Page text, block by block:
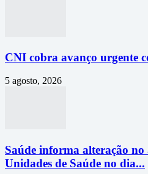
CNI cobra avanço urgente
5 agosto, 2026
Saúde informa alteração no
Unidades de Saúde no dia...